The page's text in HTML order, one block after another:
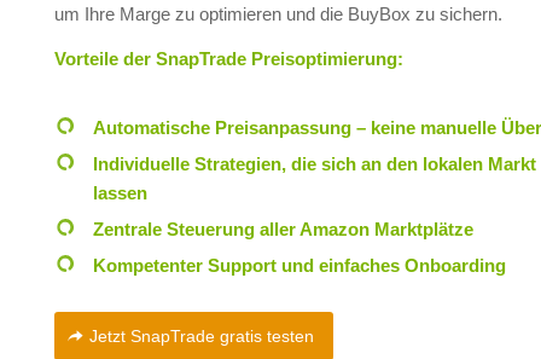
um Ihre Marge zu optimieren und die BuyBox zu sichern.
Vorteile der SnapTrade Preisoptimierung:
Automatische Preisanpassung – keine manuelle
Individuelle Strategien, die sich an den lokalen Markt
lassen
Zentrale Steuerung aller Amazon Marktplätze
Kompetenter Support und einfaches Onboarding
Jetzt SnapTrade gratis testen